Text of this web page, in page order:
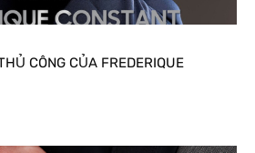
CÔNG CỦA FREDERIQUE